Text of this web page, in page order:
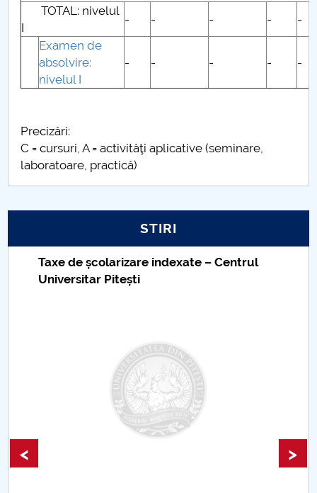
specializare
Taxe pentru modulul postuniversitar I
TOTAL: nivelul
I
- - - -
-
Examen de
absolvire:
nivelul I
- - - - -
Precizări:
C = cursuri, A = activităţi aplicative (seminare,
laboratoare, practică)
STIRI
Taxe de școlarizare indexate – Centrul
Universitar Pitești
< >